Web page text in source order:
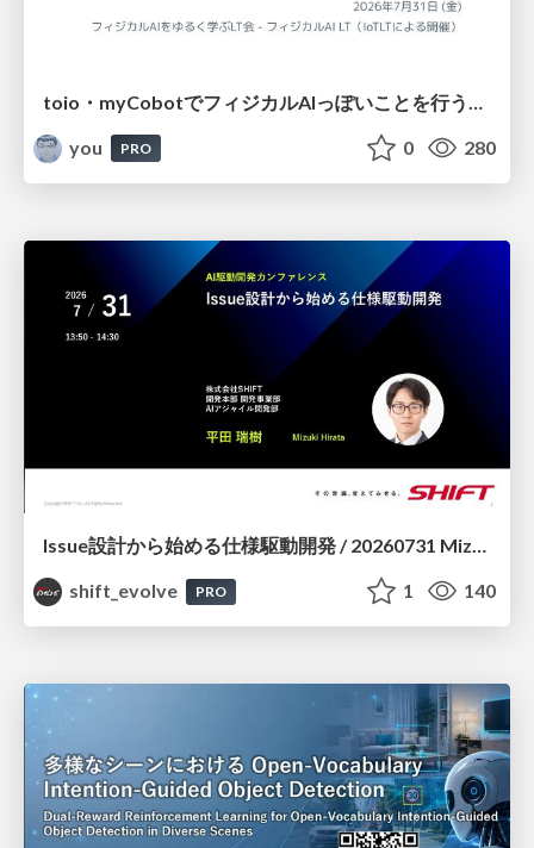
you
PRO 0 280
Issue設計から始める仕様駆動開発 / 20260731 Mizuki Hirata
shift_evolve
PRO 1 140